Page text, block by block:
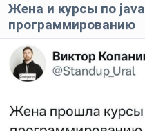
Код:
Жена и курсы по java
программированию